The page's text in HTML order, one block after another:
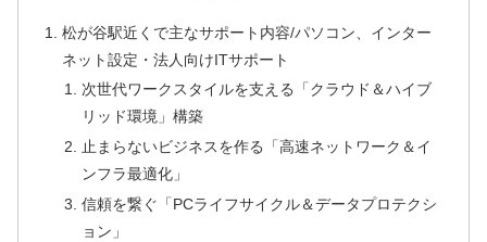
松が谷駅近くで主なサポート内容/パソコン、インター
ネット設定・法人向けITサポート
次世代ワークスタイルを支える「クラウド＆ハイブ
リッド環境」構築
止まらないビジネスを作る「高速ネットワーク＆イ
ンフラ最適化」
信頼を繋ぐ「PCライフサイクル＆データプロテクシ
ョン」